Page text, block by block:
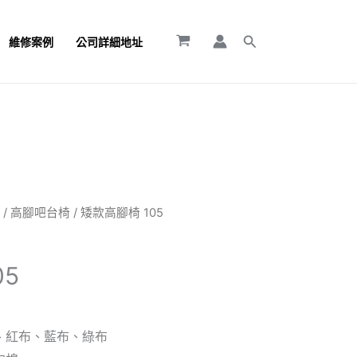
維修案例 公司詳細地址
搜
/ 高腳吧台椅 / 矮款高腳椅 105
紅布、藍布、綠布